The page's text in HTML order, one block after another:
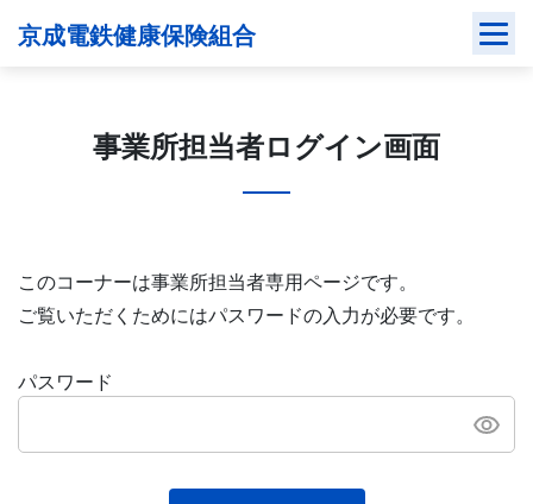
京成電鉄健康保険組合
事業所担当者ログイン画面
このコーナーは事業所担当者専用ページです。
ご覧いただくためにはパスワードの入力が必要です。
パスワード